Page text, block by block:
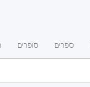
ספרים סופרים